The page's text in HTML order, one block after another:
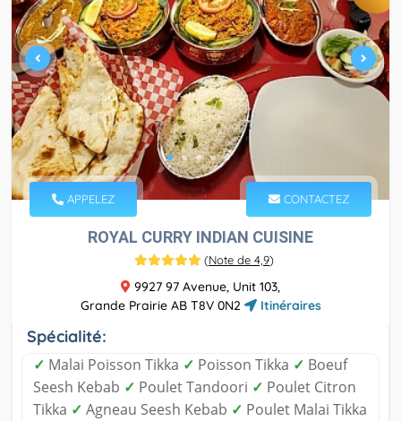
APPELEZ CONTACTEZ
ROYAL CURRY INDIAN CUISINE
(Note de 4,9)
9927 97 Avenue, Unit 103,
Grande Prairie AB T8V 0N2
Itinéraires
Spécialité:
✓ Malai Poisson Tikka ✓ Poisson Tikka ✓ Boeuf
Seesh Kebab ✓ Poulet Tandoori ✓ Poulet Citron
Tikka ✓ Agneau Seesh Kebab ✓ Poulet Malai Tikka